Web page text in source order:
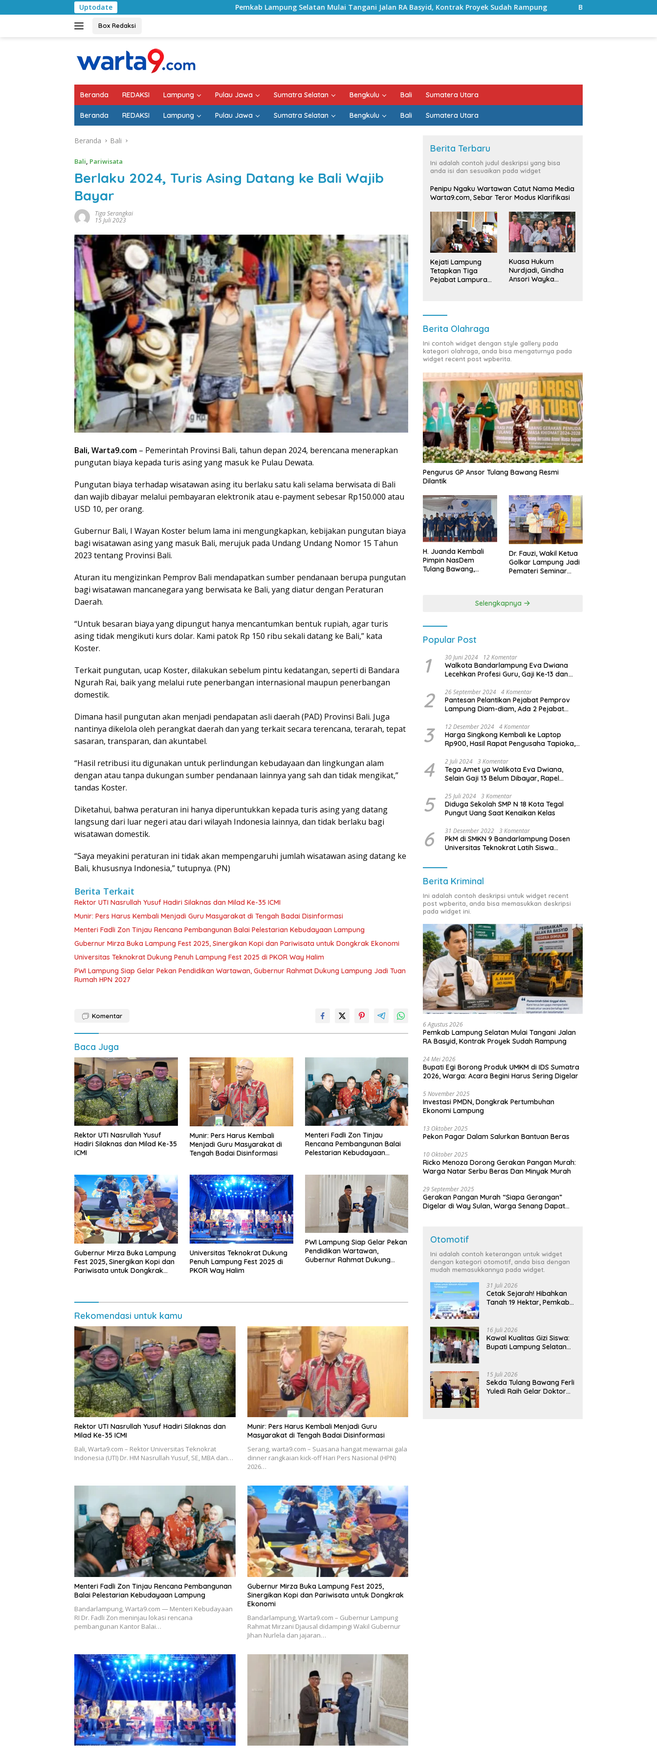
ke
Uptodate Pemkab Lampung Selatan Mulai Tangani Jalan RA Basyid, Kontrak Proyek Sudah Rampung Bulan Kemerdekaan, Bupati Lampung Selatan
Box Redaksi
Beranda REDAKSI Lampung Pulau Jawa Sumatra Selatan Bengkulu Bali Sumatera Utara
Beranda REDAKSI Lampung Pulau Jawa Sumatra Selatan Bengkulu Bali Sumatera Utara
Beranda Bali
Bali, Pariwisata
Berlaku 2024, Turis Asing Datang ke Bali Wajib
Bayar
Tiga Serangkai
15 Juli 2023
Bali, Warta9.com – Pemerintah Provinsi Bali, tahun depan 2024, berencana menerapkan
pungutan biaya kepada turis asing yang masuk ke Pulau Dewata.
Pungutan biaya terhadap wisatawan asing itu berlaku satu kali selama berwisata di Bali
dan wajib dibayar melalui pembayaran elektronik atau e-payment sebesar Rp150.000 atau
USD 10, per orang.
Gubernur Bali, I Wayan Koster belum lama ini mengungkapkan, kebijakan pungutan biaya
bagi wisatawan asing yang masuk Bali, merujuk pada Undang Undang Nomor 15 Tahun
2023 tentang Provinsi Bali.
Aturan itu mengizinkan Pemprov Bali mendapatkan sumber pendanaan berupa pungutan
bagi wisatawan mancanegara yang berwisata ke Bali, yang diatur dengan Peraturan
Daerah.
“Untuk besaran biaya yang dipungut hanya mencantumkan bentuk rupiah, agar turis
asing tidak mengikuti kurs dolar. Kami patok Rp 150 ribu sekali datang ke Bali,” kata
Koster.
Terkait pungutan, ucap Koster, dilakukan sebelum pintu kedatangan, seperti di Bandara
Ngurah Rai, baik yang melalui rute penerbangan internasional maupun penerbangan
domestik.
Dimana hasil pungutan akan menjadi pendapatan asli daerah (PAD) Provinsi Bali. Juga
nantinya dikelola oleh perangkat daerah dan yang terkait secara terencana, terarah, tepat
sasaran, transparan, dan akuntabel.
“Hasil retribusi itu digunakan untuk perlindungan kebudayaan dan lingkungan alam
dengan atau tanpa dukungan sumber pendanaan lainnya yang sah dan tidak mengikat,”
tandas Koster.
Diketahui, bahwa peraturan ini hanya diperuntukkan kepada turis asing yang datang
langsung dari luar negeri atau dari wilayah Indonesia lainnya, dan tidak berlaku bagi
wisatawan domestik.
“Saya meyakini peraturan ini tidak akan mempengaruhi jumlah wisatawan asing datang ke
Bali, khususnya Indonesia,” tutupnya. (PN)
Berita Terkait
Rektor UTI Nasrullah Yusuf Hadiri Silaknas dan Milad Ke-35 ICMI
Munir: Pers Harus Kembali Menjadi Guru Masyarakat di Tengah Badai Disinformasi
Menteri Fadli Zon Tinjau Rencana Pembangunan Balai Pelestarian Kebudayaan Lampung
Gubernur Mirza Buka Lampung Fest 2025, Sinergikan Kopi dan Pariwisata untuk Dongkrak Ekonomi
Universitas Teknokrat Dukung Penuh Lampung Fest 2025 di PKOR Way Halim
PWI Lampung Siap Gelar Pekan Pendidikan Wartawan, Gubernur Rahmat Dukung Lampung Jadi Tuan
Rumah HPN 2027
Komentar
Baca Juga
Rektor UTI Nasrullah Yusuf
Hadiri Silaknas dan Milad Ke-35
ICMI
Munir: Pers Harus Kembali
Menjadi Guru Masyarakat di
Tengah Badai Disinformasi
Menteri Fadli Zon Tinjau
Rencana Pembangunan Balai
Pelestarian Kebudayaan
Gubernur Mirza Buka Lampung
Fest 2025, Sinergikan Kopi dan
Pariwisata untuk Dongkrak
Universitas Teknokrat Dukung
Penuh Lampung Fest 2025 di
PKOR Way Halim
PWI Lampung Siap Gelar Pekan
Pendidikan Wartawan,
Gubernur Rahmat Dukung
Rekomendasi untuk kamu
Rektor UTI Nasrullah Yusuf Hadiri Silaknas dan
Milad Ke-35 ICMI
Bali, Warta9.com – Rektor Universitas Teknokrat
Indonesia (UTI) Dr. HM Nasrullah Yusuf, SE, MBA dan…
Munir: Pers Harus Kembali Menjadi Guru
Masyarakat di Tengah Badai Disinformasi
Serang, warta9.com – Suasana hangat mewarnai gala
dinner rangkaian kick-off Hari Pers Nasional (HPN)
2026…
Menteri Fadli Zon Tinjau Rencana Pembangunan
Balai Pelestarian Kebudayaan Lampung
Bandarlampung, Warta9.com — Menteri Kebudayaan
RI Dr. Fadli Zon meninjau lokasi rencana
pembangunan Kantor Balai…
Gubernur Mirza Buka Lampung Fest 2025,
Sinergikan Kopi dan Pariwisata untuk Dongkrak
Ekonomi
Bandarlampung, Warta9.com – Gubernur Lampung
Rahmat Mirzani Djausal didampingi Wakil Gubernur
Jihan Nurlela dan jajaran…
Berita Terbaru
Ini adalah contoh judul deskripsi yang bisa
anda isi dan sesuaikan pada widget
Penipu Ngaku Wartawan Catut Nama Media
Warta9.com, Sebar Teror Modus Klarifikasi
Kejati Lampung
Tetapkan Tiga
Pejabat Lampura
Kuasa Hukum
Nurdjadi, Gindha
Ansori Wayka
Berita Olahraga
Ini contoh widget dengan style gallery pada
kategori olahraga, anda bisa mengaturnya pada
widget recent post wpberita.
Pengurus GP Ansor Tulang Bawang Resmi
Dilantik
H. Juanda Kembali
Pimpin NasDem
Tulang Bawang,
Dr. Fauzi, Wakil Ketua
Golkar Lampung Jadi
Pemateri Seminar
Kebangsaan
Selengkapnya
Popular Post
1 30 Juni 2024 12 Komentar
Walkota Bandarlampung Eva Dwiana
Lecehkan Profesi Guru, Gaji Ke-13 dan
2 26 September 2024 4 Komentar
Pantesan Pelantikan Pejabat Pemprov
Lampung Diam-diam, Ada 2 Pejabat
3 12 Desember 2024 4 Komentar
Harga Singkong Kembali ke Laptop
Rp900, Hasil Rapat Pengusaha Tapioka,
Lampung
4 2 Juli 2024 3 Komentar
Tega Amet ya Walikota Eva Dwiana,
Selain Gaji 13 Belum Dibayar, Rapel
Dibayar
5 25 Juli 2024 3 Komentar
Diduga Sekolah SMP N 18 Kota Tegal
Pungut Uang Saat Kenaikan Kelas
6 31 Desember 2022 3 Komentar
PkM di SMKN 9 Bandarlampung Dosen
Universitas Teknokrat Latih Siswa
Berita Kriminal
Ini adalah contoh deskripsi untuk widget recent
post wpberita, anda bisa memasukkan deskripsi
pada widget ini.
6 Agustus 2026
Pemkab Lampung Selatan Mulai Tangani Jalan
RA Basyid, Kontrak Proyek Sudah Rampung
24 Mei 2026
Bupati Egi Borong Produk UMKM di IDS Sumatra
2026, Warga: Acara Begini Harus Sering Digelar
5 November 2025
Investasi PMDN, Dongkrak Pertumbuhan
Ekonomi Lampung
13 Oktober 2025
Pekon Pagar Dalam Salurkan Bantuan Beras
10 Oktober 2025
Ricko Menoza Dorong Gerakan Pangan Murah:
Warga Natar Serbu Beras Dan Minyak Murah
29 September 2025
Gerakan Pangan Murah “Siapa Gerangan”
Digelar di Way Sulan, Warga Senang Dapat
Otomotif
Ini adalah contoh keterangan untuk widget
dengan kategori otomotif, anda bisa dengan
mudah memasukkannya pada widget.
31 Juli 2026
Cetak Sejarah! Hibahkan
Tanah 19 Hektar, Pemkab
Terintegrasi Pertama di
Lampung
16 Juli 2026
Kawal Kualitas Gizi Siswa:
Bupati Lampung Selatan
Bergizi Gratis di Natar
15 Juli 2026
Sekda Tulang Bawang Ferli
Yuledi Raih Gelar Doktor